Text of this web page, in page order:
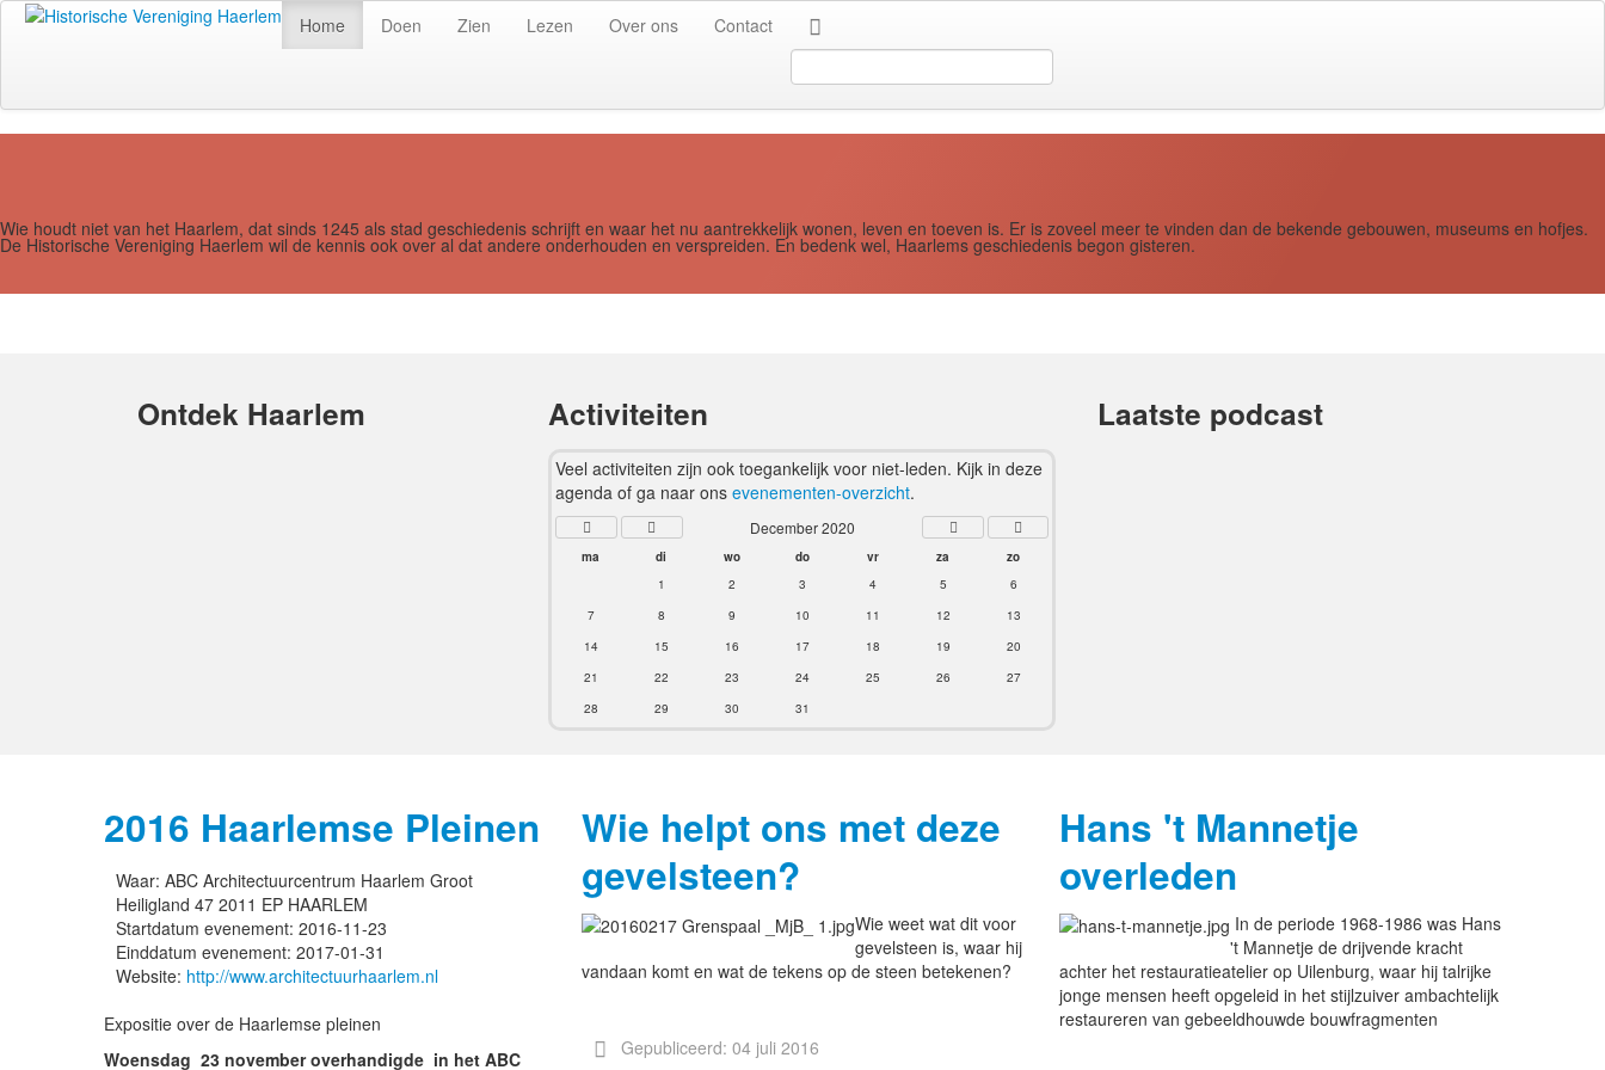
Home Doen Zien Lezen Over ons
Contact
...
Wie houdt niet van het Haarlem, dat sinds 1245 als stad geschiedenis schrijft en waar het nu aantrekkelijk wonen, leven en toeven is. Er is zoveel meer te vinden dan de bekende gebouwen, museums en hofjes.
De Historische Vereniging Haerlem wil de kennis ook over al dat andere onderhouden en verspreiden. En bedenk wel, Haarlems geschiedenis begon gisteren.
Ontdek Haarlem Activiteiten
Veel activiteiten zijn ook toegankelijk voor niet-leden. Kijk in deze
agenda of ga naar onsevenementen-overzicht.
December 2020
ma di wo do vr za
zo
1
2 3 4 5
6
7
8 9 10 11 12
13
14
15 16 17 18 19
20
21
22 23 24 25 26
27
28
29 30 31
Laatste podcast
2016 Haarlemse Pleinen
Waar: ABC Architectuurcentrum Haarlem Groot
Heiligland 47 2011 EP HAARLEM
Startdatum evenement: 2016-11-23
Einddatum evenement: 2017-01-31
Website: http://www.architectuurhaarlem.nl
Expositie over de Haarlemse pleinen
Woensdag 23 november overhandigde in het ABC
Wie helpt ons met deze
gevelsteen?
Wie weet wat dit voor
gevelsteen is, waar hij
vandaan komt en wat de tekens op de steen betekenen?
Gepubliceerd: 04 juli 2016
Hans 't Mannetje
overleden
In de periode 1968-1986 was Hans
't Mannetje de drijvende kracht
achter het restauratieatelier op Uilenburg, waar hij talrijke
jonge mensen heeft opgeleid in het stijlzuiver ambachtelijk
restaureren van gebeeldhouwde bouwfragmenten